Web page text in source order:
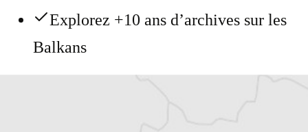
Explorez +10 ans d’archives sur les
Balkans